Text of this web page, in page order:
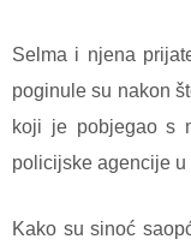
Selma i njena
poginule su nakon
koji je pobjegao s
policijske agencije u
Kako su sinoć